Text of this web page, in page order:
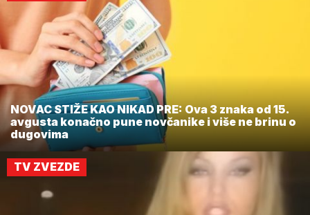
NOVAC STIŽE KAO NIKAD PRE: Ova 3 znaka od 15.
avgusta konačno pune novčanike i više ne brinu o
dugovima
TV ZVEZDE